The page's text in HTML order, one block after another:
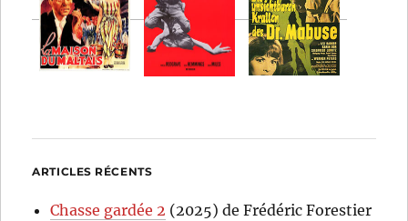
ARTICLES RÉCENTS
Chasse gardée 2 (2025) de Frédéric Forestier